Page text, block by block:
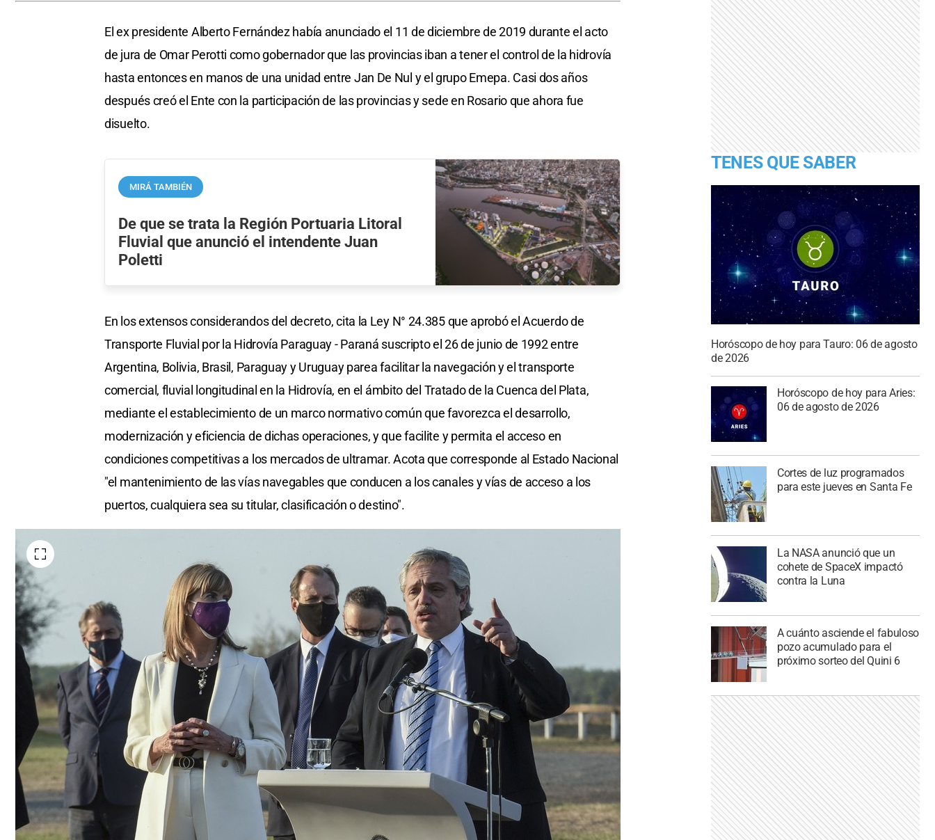
El ex presidente Alberto Fernández había anunciado el 11 de diciembre de 2019 durante el acto
de jura de Omar Perotti como gobernador que las provincias iban a tener el control de la hidrovía
hasta entonces en manos de una unidad entre Jan De Nul y el grupo Emepa. Casi dos años
después creó el Ente con la participación de las provincias y sede en Rosario que ahora fue
disuelto.
MIRÁ TAMBIÉN
De que se trata la Región Portuaria Litoral
Fluvial que anunció el intendente Juan
Poletti
En los extensos considerandos del decreto, cita la Ley N° 24.385 que aprobó el Acuerdo de
Transporte Fluvial por la Hidrovía Paraguay - Paraná suscripto el 26 de junio de 1992 entre
Argentina, Bolivia, Brasil, Paraguay y Uruguay parea facilitar la navegación y el transporte
comercial, fluvial longitudinal en la Hidrovía, en el ámbito del Tratado de la Cuenca del Plata,
mediante el establecimiento de un marco normativo común que favorezca el desarrollo,
modernización y eficiencia de dichas operaciones, y que facilite y permita el acceso en
condiciones competitivas a los mercados de ultramar. Acota que corresponde al Estado Nacional
"el mantenimiento de las vías navegables que conducen a los canales y vías de acceso a los
puertos, cualquiera sea su titular, clasificación o destino".
TENES QUE SABER
Horóscopo de hoy para Tauro: 06 de agosto
de 2026
Horóscopo de hoy para Aries:
06 de agosto de 2026
Cortes de luz programados
para este jueves en Santa Fe
La NASA anunció que un
cohete de SpaceX impactó
contra la Luna
A cuánto asciende el fabuloso
pozo acumulado para el
próximo sorteo del Quini 6